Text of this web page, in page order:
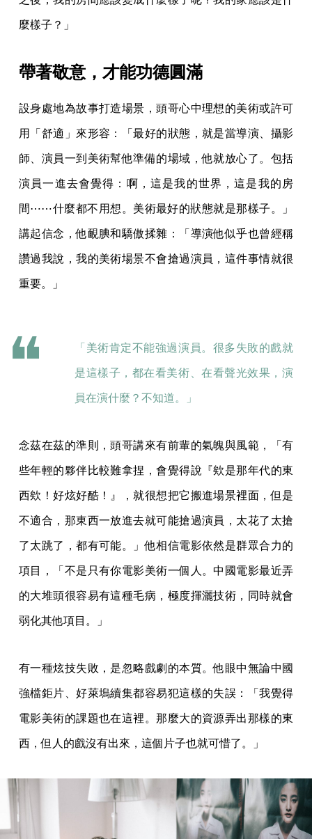
麼樣子？」
帶著敬意，才能功德圓滿
設身處地為故事打造場景，頭哥心中理想的美術或許可
用「舒適」來形容：「最好的狀態，就是當導演、攝影
師、演員一到美術幫他準備的場域，他就放心了。包括
演員一進去會覺得：啊，這是我的世界，這是我的房
間⋯⋯什麼都不用想。美術最好的狀態就是那樣子。」
講起信念，他靦腆和驕傲揉雜：「導演他似乎也曾經稱
讚過我說，我的美術場景不會搶過演員，這件事情就很
重要。」
「美術肯定不能強過演員。很多失敗的戲就
是這樣子，都在看美術、在看聲光效果，演
員在演什麼？不知道。」
念茲在茲的準則，頭哥講來有前輩的氣魄與風範，「有
些年輕的夥伴比較難拿捏，會覺得說『欸是那年代的東
西欸！好炫好酷！』，就很想把它搬進場景裡面，但是
不適合，那東西一放進去就可能搶過演員，太花了太搶
了太跳了，都有可能。」他相信電影依然是群眾合力的
項目，「不是只有你電影美術一個人。中國電影最近弄
的大堆頭很容易有這種毛病，極度揮灑技術，同時就會
弱化其他項目。」
有一種炫技失敗，是忽略戲劇的本質。他眼中無論中國
強檔鉅片、好萊塢續集都容易犯這樣的失誤：「我覺得
電影美術的課題也在這裡。那麼大的資源弄出那樣的東
西，但人的戲沒有出來，這個片子也就可惜了。」